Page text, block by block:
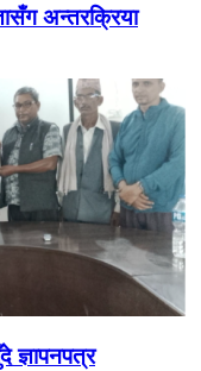
अन्तरक्रिया
ज्ञापनपत्र